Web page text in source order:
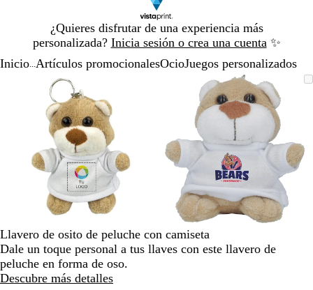
¿Quieres disfrutar de una experiencia más
personalizada? Inicia sesión o crea una cuenta ✨
1
Inicio Artículos promocionalesOcioJuegos personalizados
ampliable
hasta
mínimo
clic
para
expandir
las
teclas
de
más
y
menos
para
ampliar
y
las
flechas
para
Imagen
ampliable
Acercado
hasta
mínimo
Haz
clic
para
expandir
Utiliza
las
teclas
de
más
y
menos
para
ampliar
y
alejar
las
Diapositiva
Llavero de osito de peluche con camiseta
Dale un toque personal a tus llaves con este llavero de
peluche en forma de oso.
Descubre más detalles